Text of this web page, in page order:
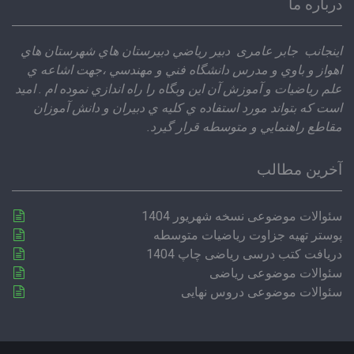
درباره ما
اينجانب جابر عامری دبير رياضي دبيرستان هاي شهرستان هاي
اهواز و باوي و مدرس دانشگاه فني و مهندسي ،‌جهت اشاعه ي
علم رياضيات و آموزش آن اين وبگاه را راه اندازي نموده ام . اميد
است كه بتواند مورد استفاده ي كليه ي دبيران و دانش آموزان
مقاطع راهنمايي و متوسطه قرار گيرد.
آخرین مطالب
سئوالات موضوعی نسخه شهریور 1404
پوستر تهیه جزاوت ریاضیات متوسطه
دریافت کتب درسی ریاضی چاپ 1404
سئوالات موضوعی ریاضی
سئوالات موضوعی دروس نهایی